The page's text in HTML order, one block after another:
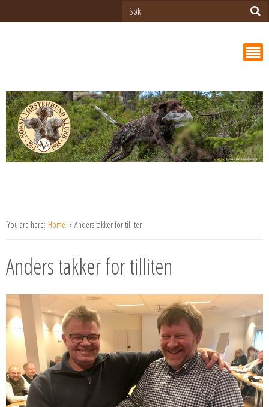
You are here: Home Anders takker for tilliten
Anders takker for tilliten